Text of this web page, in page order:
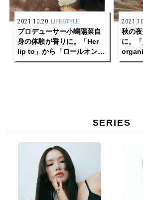
2021.10.20 LIFESTYLE
プロデューサー小嶋陽菜自
身の体験が香りに。「Her
lip to」から「ロールオンパ
フュームオイル」が新発
秋の
に。
SERIES